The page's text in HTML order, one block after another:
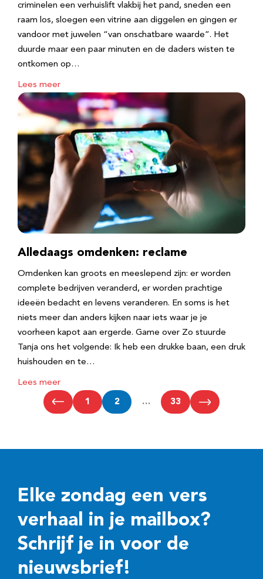
criminelen een verhuislift vlakbij het pand, sneden een
raam los, sloegen een vitrine aan diggelen en gingen er
vandoor met juwelen “van onschatbare waarde”. Het
duurde maar een paar minuten en de daders wisten te
ontkomen op…
Lees meer
Alledaags omdenken: reclame
Omdenken kan groots en meeslepend zijn: er worden
complete bedrijven veranderd, er worden prachtige
ideeën bedacht en levens veranderen. En soms is het
niets meer dan anders kijken naar iets waar je je
voorheen kapot aan ergerde. Game over Zo stuurde
Tanja ons het volgende: Ik heb een drukke baan, een druk
huishouden en te…
Lees meer
1 2 … 33
Elke zondag een vers
verhaal in je mailbox?
Schrijf je in voor de
nieuwsbrief!